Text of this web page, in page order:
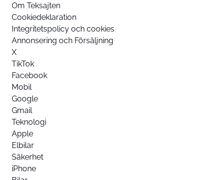
Om Teksajten
Cookiedeklaration
Integritetspolicy och cookies
Annonsering och Försäljning
X
TikTok
Facebook
Mobil
Google
Gmail
Teknologi
Apple
Elbilar
Säkerhet
iPhone